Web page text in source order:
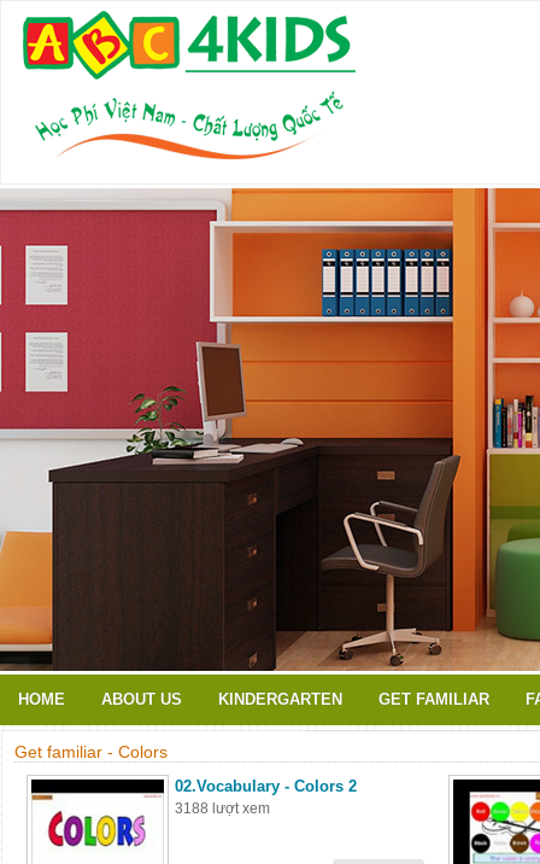
HOME ABOUT US KINDERGARTEN GET FAMILIAR
Get familiar - Colors
02.Vocabulary - Colors 2
3188 lượt xem